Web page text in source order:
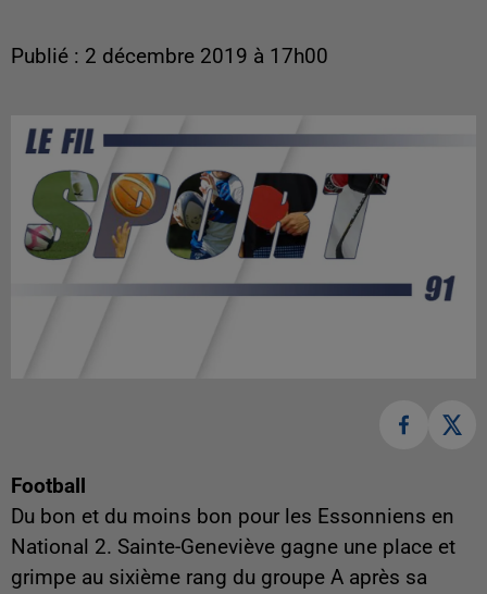
Publié : 2 décembre 2019 à 17h00
Football
Du bon et du moins bon pour les Essonniens en
National 2. Sainte-Geneviève gagne une place et
grimpe au sixième rang du groupe A après sa